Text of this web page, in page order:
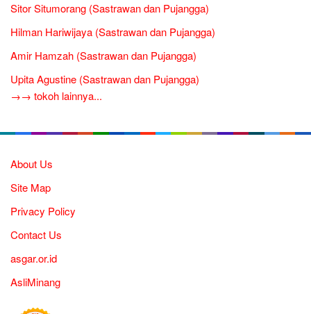
Sitor Situmorang (Sastrawan dan Pujangga)
Hilman Hariwijaya (Sastrawan dan Pujangga)
Amir Hamzah (Sastrawan dan Pujangga)
Upita Agustine (Sastrawan dan Pujangga)
→→ tokoh lainnya...
About Us
Site Map
Privacy Policy
Contact Us
asgar.or.id
AsliMinang